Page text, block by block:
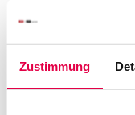
Zustimmung